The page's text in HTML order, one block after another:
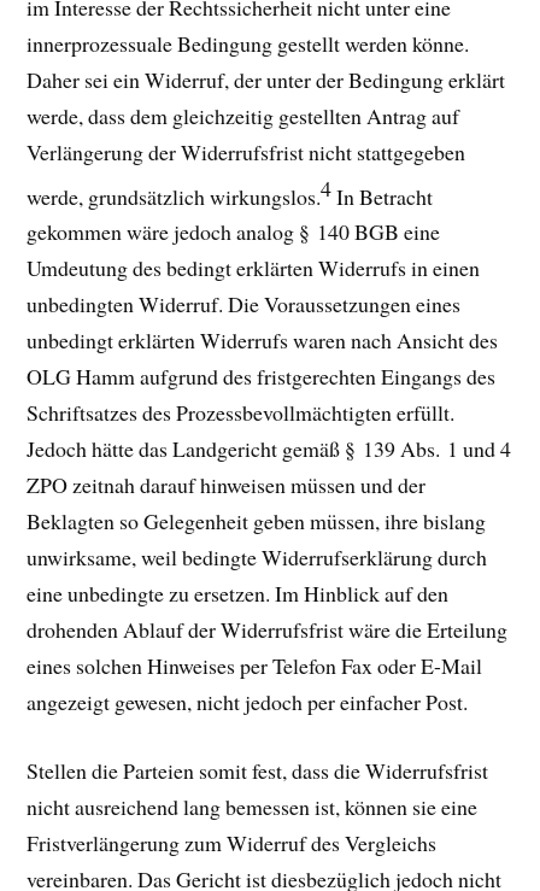
im Interesse der Rechtssicherheit nicht unter eine
innerprozessuale Bedingung gestellt werden könne.
Daher sei ein Widerruf, der unter der Bedingung erklärt
werde, dass dem gleichzeitig gestellten Antrag auf
Verlängerung der Widerrufsfrist nicht stattgegeben
werde, grundsätzlich wirkungslos.4In Betracht
gekommen wäre jedoch analog § 140 BGB eine
Umdeutung des bedingt erklärten Widerrufs in einen
unbedingten Widerruf. Die Voraussetzungen eines
unbedingt erklärten Widerrufs waren nach Ansicht des
OLG Hamm aufgrund des fristgerechten Eingangs des
Schriftsatzes des Prozessbevollmächtigten erfüllt.
Jedoch hätte das Landgericht gemäß § 139 Abs. 1 und 4
ZPO zeitnah darauf hinweisen müssen und der
Beklagten so Gelegenheit geben müssen, ihre bislang
unwirksame, weil bedingte Widerrufserklärung durch
eine unbedingte zu ersetzen. Im Hinblick auf den
drohenden Ablauf der Widerrufsfrist wäre die Erteilung
eines solchen Hinweises per Telefon Fax oder E-Mail
angezeigt gewesen, nicht jedoch per einfacher Post.
Stellen die Parteien somit fest, dass die Widerrufsfrist
nicht ausreichend lang bemessen ist, können sie eine
Fristverlängerung zum Widerruf des Vergleichs
vereinbaren. Das Gericht ist diesbezüglich jedoch nicht